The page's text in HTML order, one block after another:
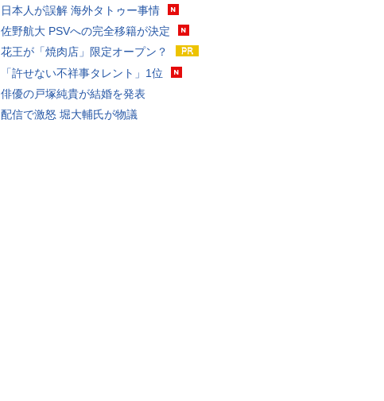
日本人が誤解 海外タトゥー事情
佐野航大 PSVへの完全移籍が決定
花王が「焼肉店」限定オープン？
「許せない不祥事タレント」1位
俳優の戸塚純貴が結婚を発表
配信で激怒 堀大輔氏が物議